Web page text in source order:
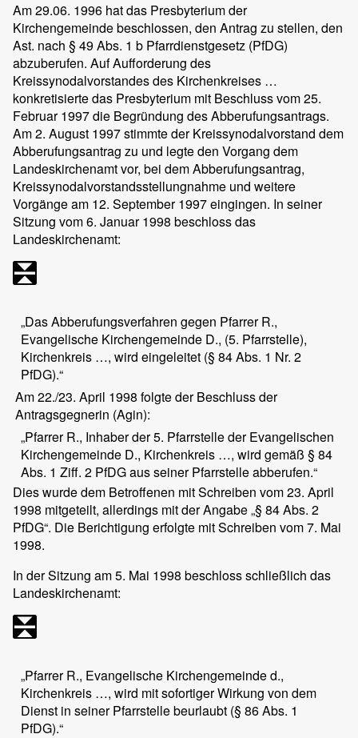
Am 29.06. 1996 hat das Presbyterium der
Kirchengemeinde beschlossen, den Antrag zu stellen, den
Ast. nach § 49 Abs. 1 b Pfarrdienstgesetz (PfDG)
abzuberufen. Auf Aufforderung des
Kreissynodalvorstandes des Kirchenkreises …
konkretisierte das Presbyterium mit Beschluss vom 25.
Februar 1997 die Begründung des Abberufungsantrags.
Am 2. August 1997 stimmte der Kreissynodalvorstand dem
Abberufungsantrag zu und legte den Vorgang dem
Landeskirchenamt vor, bei dem Abberufungsantrag,
Kreissynodalvorstandsstellungnahme und weitere
Vorgänge am 12. September 1997 eingingen. In seiner
Sitzung vom 6. Januar 1998 beschloss das
Landeskirchenamt:
„Das Abberufungsverfahren gegen Pfarrer R.,
Evangelische Kirchengemeinde D., (5. Pfarrstelle),
Kirchenkreis …, wird eingeleitet (§ 84 Abs. 1 Nr. 2
PfDG).“
Am 22./23. April 1998 folgte der Beschluss der
Antragsgegnerin (Agin):
„Pfarrer R., Inhaber der 5. Pfarrstelle der Evangelischen
Kirchengemeinde D., Kirchenkreis …, wird gemäß § 84
Abs. 1 Ziff. 2 PfDG aus seiner Pfarrstelle abberufen.“
Dies wurde dem Betroffenen mit Schreiben vom 23. April
1998 mitgeteilt, allerdings mit der Angabe „§ 84 Abs. 2
PfDG“. Die Berichtigung erfolgte mit Schreiben vom 7. Mai
1998.
In der Sitzung am 5. Mai 1998 beschloss schließlich das
Landeskirchenamt:
„Pfarrer R., Evangelische Kirchengemeinde d.,
Kirchenkreis …, wird mit sofortiger Wirkung von dem
Dienst in seiner Pfarrstelle beurlaubt (§ 86 Abs. 1
PfDG).“